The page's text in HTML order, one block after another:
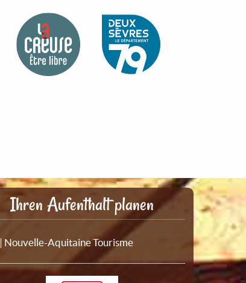
Ihren Aufenthalt planen
| Nouvelle-Aquitaine Tourisme